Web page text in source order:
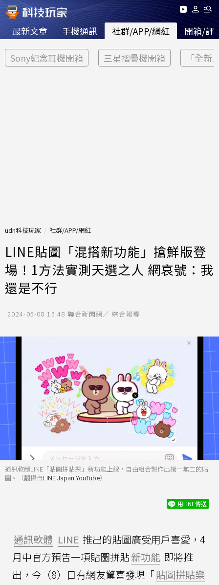
最新文章 手機通訊 社群/APP/網紅 開箱/評
Sony紀念耳機開箱 三星摺疊機開箱 「全新
udn科技玩家 社群/APP/網紅
LINE貼圖「混搭新功能」搶鮮版登
場！1方法實測天選之人 網哀號：我
還是不行
2024-05-08 13:48 聯合新聞網／ 綜合報導
通訊軟體LINE「貼圖拼貼樂」新功能上線，自由組合製作出獨一無二的貼
圖。（翻攝自LINE Japan YouTube）
用LINE傳送
通訊軟體 LINE 推出的貼圖廣受用戶喜愛，4
月中官方預告一項貼圖拼貼新功能 即將推
出，今（8）日有網友驚喜發現「貼圖拼貼樂